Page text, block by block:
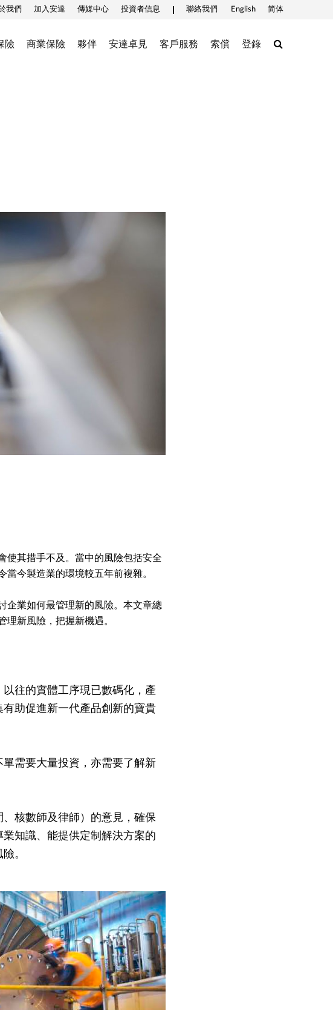
我們 加入安達 傳媒中心 投資者信息 聯絡我們 English 简体
險 商業保險 夥伴 安達卓見 客戶服務 索償 登錄 Search
使其措手不及。當中的風險包括安全
今製造業的環境較五年前複雜。
企業如何最管理新的風險。本文章總
新風險，把握新機遇。
往的實體工序現已數碼化，產
助促進新一代產品創新的寶貴
需要大量投資，亦需要了解新
核數師及律師）的意見，確保
知識、能提供定制解決方案的
。